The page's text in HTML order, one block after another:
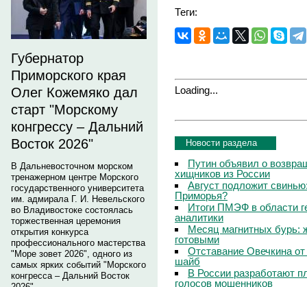
Губернатор
Приморского края
Олег Кожемяко дал
старт "Морскому
конгрессу – Дальний
Восток 2026"
В Дальневосточном морском
тренажерном центре Морского
государственного университета
им. адмирала Г. И. Невельского
во Владивостоке состоялась
торжественная церемония
открытия конкурса
профессионального мастерства
"Море зовет 2026", одного из
самых ярких событий "Морского
конгресса – Дальний Восток
Теги:
Loading...
Новости раздела
Путин объявил о
хищников из России
Август подложит
Приморья?
Итоги ПМЭФ в области
аналитики
Месяц магнитных бурь:
готовыми
Отставание Овечкина
шайб
В России разработают
голосов мошенников